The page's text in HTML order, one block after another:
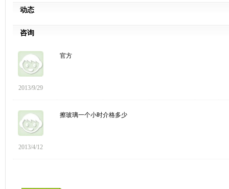
动态
咨询
2013/9/29
官方
2013/4/12
擦玻璃一个小时介格多少